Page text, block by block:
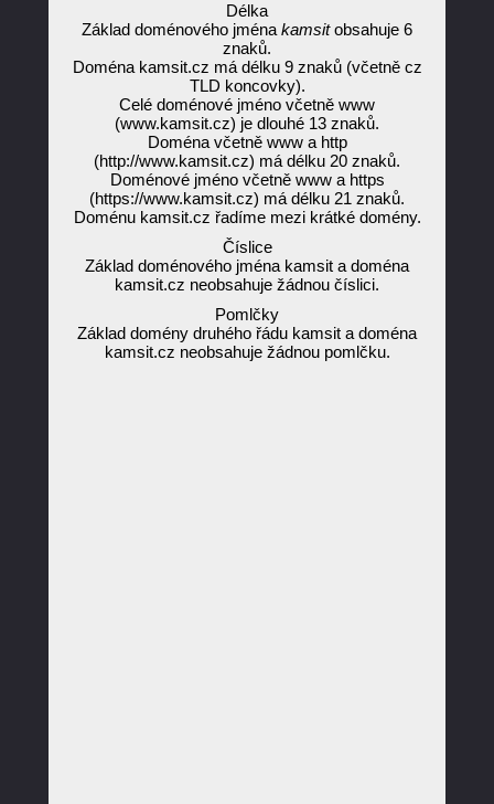
Délka
Základ doménového jména kamsitobsahuje 6
znaků.
Doména kamsit.cz má délku 9 znaků (včetně cz
TLD koncovky).
Celé doménové jméno včetně www
(www.kamsit.cz) je dlouhé 13 znaků.
Doména včetně www a http
(http://www.kamsit.cz) má délku 20 znaků.
Doménové jméno včetně www a https
(https://www.kamsit.cz) má délku 21 znaků.
Doménu kamsit.cz řadíme mezi krátké domény.
Číslice
Základ doménového jména kamsit a doména
kamsit.cz neobsahuje žádnou číslici.
Pomlčky
Základ domény druhého řádu kamsit a doména
kamsit.cz neobsahuje žádnou pomlčku.